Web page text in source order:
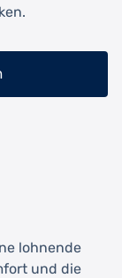
lohnende
und die